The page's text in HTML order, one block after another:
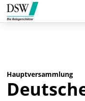
Direkt
zum
Inhalt
Direkt
zum
Hauptmenu
Direkt
zur
Suche
Direkt
zum
Footer
Hauptversammlung